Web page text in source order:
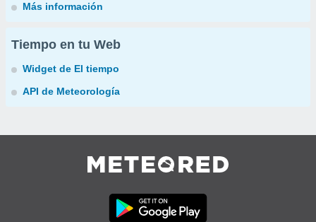
Más información
Tiempo en tu Web
Widget de El tiempo
API de Meteorología